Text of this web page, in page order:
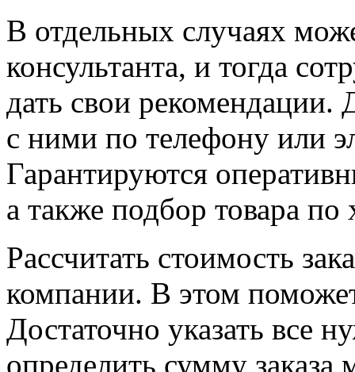
В отдельных случаях
консультанта, и тогда
дать свои рекомендации.
с ними по телефону или
Гарантируются
а также подбор товара по
Рассчитать стоимость
компании. В этом
Достаточно указать все
определить сумму